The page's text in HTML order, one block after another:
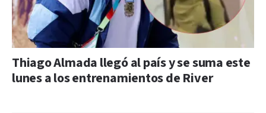
Thiago Almada llegó al país y se suma este
lunes a los entrenamientos de River